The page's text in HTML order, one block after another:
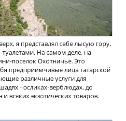
я представлял себе лысую гору,
На самом деле, на
поселок Охотничье. Это
предприимчивые лица татарской
различные услуги для
- осликах-верблюдах, до
всяких экзотических товаров.